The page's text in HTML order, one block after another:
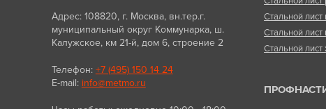
Адрес: 108820, г. Москва, вн.тер.г.
муниципальный округ Коммунарка, ш.
Калужское, км 21-й, дом 6, строение 2
Телефон: +7 (495) 150 14 24
E-mail: info@metmo.ru
Стальной
Стальной
Стальной